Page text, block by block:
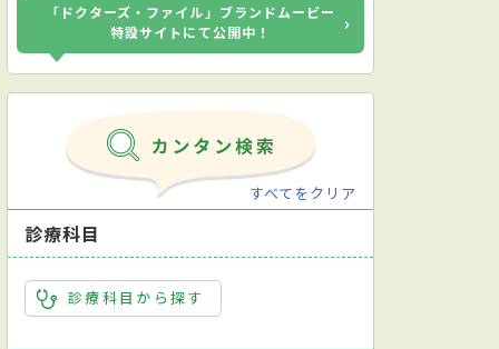
「ドクターズ・ファイル」ブランドムービー
特設サイトにて公開中！
›
すべてをクリア
診療科目
診療科目から探す